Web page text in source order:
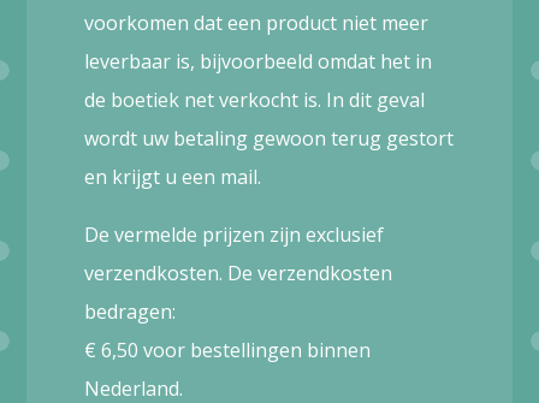
voorkomen dat een product niet meer
leverbaar is, bijvoorbeeld omdat het in
de boetiek net verkocht is. In dit geval
wordt uw betaling gewoon terug gestort
en krijgt u een mail.
De vermelde prijzen zijn exclusief
verzendkosten. De verzendkosten
bedragen:
€ 6,50 voor bestellingen binnen
Nederland.